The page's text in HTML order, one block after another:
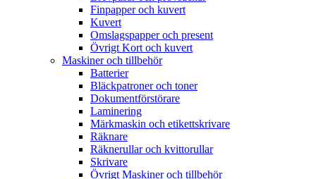
Finpapper och kuvert
Kuvert
Omslagspapper och present
Övrigt Kort och kuvert
Maskiner och tillbehör
Batterier
Bläckpatroner och toner
Dokumentförstörare
Laminering
Märkmaskin och etikettskrivare
Räknare
Räknerullar och kvittorullar
Skrivare
Övrigt Maskiner och tillbehör